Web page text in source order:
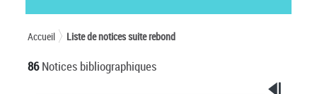
Accueil Liste de notices suite rebond
86Notices bibliographiques